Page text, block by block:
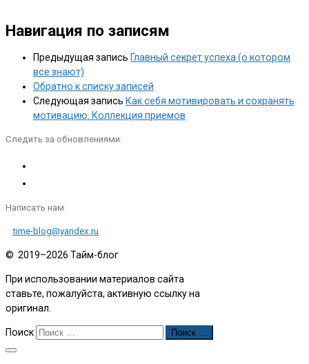
Навигация по записям
Предыдущая запись Главный секрет успеха (о котором
все знают)
Обратно к списку записей
Следующая запись Как себя мотивировать и сохранять
мотивацию. Коллекция приемов
Следить за обновлениями:
Написать нам:
time-blog@yandex.ru
© 2019–2026 Тайм-блог
При использовании материалов сайта
ставьте, пожалуйста, активную ссылку на
оригинал.
Поиск Поиск …